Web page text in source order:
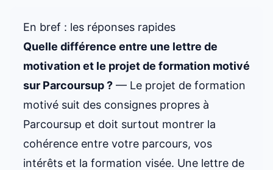
En bref : les réponses rapides
Quelle différence entre une lettre de
motivation et le projet de formation motivé
sur Parcoursup ? — Le projet de formation
motivé suit des consignes propres à
Parcoursup et doit surtout montrer la
cohérence entre votre parcours, vos
intérêts et la formation visée. Une lettre de